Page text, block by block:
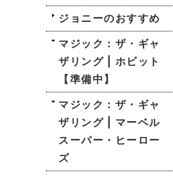
ジョニーのおすすめ
マジック：ザ・ギャ
ザリング | ホビット
【準備中】
マジック：ザ・ギャ
ザリング | マーベル
スーパー・ヒーロー
ズ